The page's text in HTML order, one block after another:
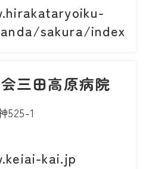
sakura/
三田高原病院
525-1
kai.jp